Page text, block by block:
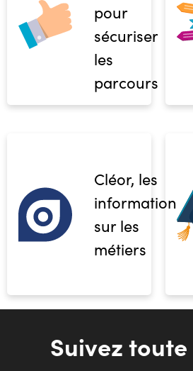
pour
sécuriser
les
parcours
Cléor, les
informations
sur les
métiers
Suivez